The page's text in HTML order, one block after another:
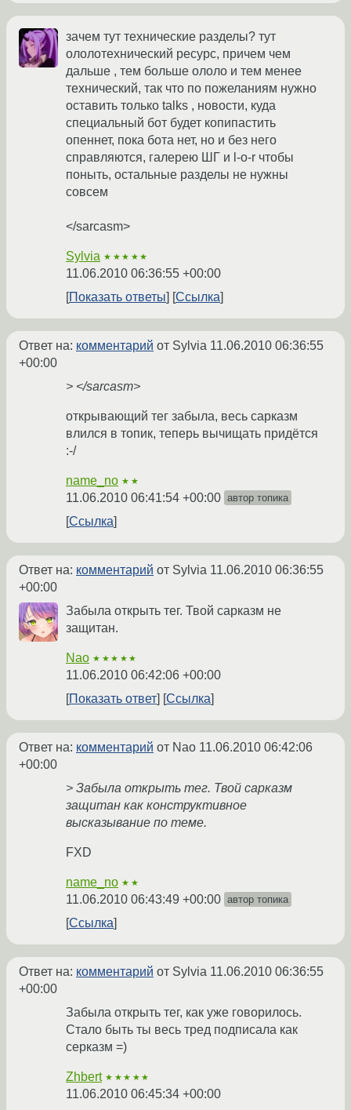
зачем тут технические разделы? тут
ололотехнический ресурс, причем чем
дальше , тем больше ололо и тем менее
технический, так что по пожеланиям нужно
оставить только talks , новости, куда
специальный бот будет копипастить
опеннет, пока бота нет, но и без него
справляются, галерею ШГ и l-o-r чтобы
поныть, остальные разделы не нужны
совсем
</sarcasm>
Sylvia ★★★★★
11.06.2010 06:36:55 +00:00
Показать ответы
Ссылка
Ответ на: комментарий от Sylvia 11.06.2010 06:36:55
+00:00
> </sarcasm>
открывающий тег забыла, весь сарказм
влился в топик, теперь вычищать придётся
:-/
name_no ★★
11.06.2010 06:41:54 +00:00 автор топика
Ссылка
Ответ на: комментарий от Sylvia 11.06.2010 06:36:55
+00:00
Забыла открыть тег. Твой сарказм не
защитан.
Nao ★★★★★
11.06.2010 06:42:06 +00:00
Показать ответ
Ссылка
Ответ на: комментарий от Nao 11.06.2010 06:42:06
+00:00
> Забыла открыть тег. Твой сарказм
защитан как конструктивное
высказывание по теме.
FXD
name_no ★★
11.06.2010 06:43:49 +00:00 автор топика
Ссылка
Ответ на: комментарий от Sylvia 11.06.2010 06:36:55
+00:00
Забыла открыть тег, как уже говорилось.
Стало быть ты весь тред подписала как
серказм =)
Zhbert ★★★★★
11.06.2010 06:45:34 +00:00